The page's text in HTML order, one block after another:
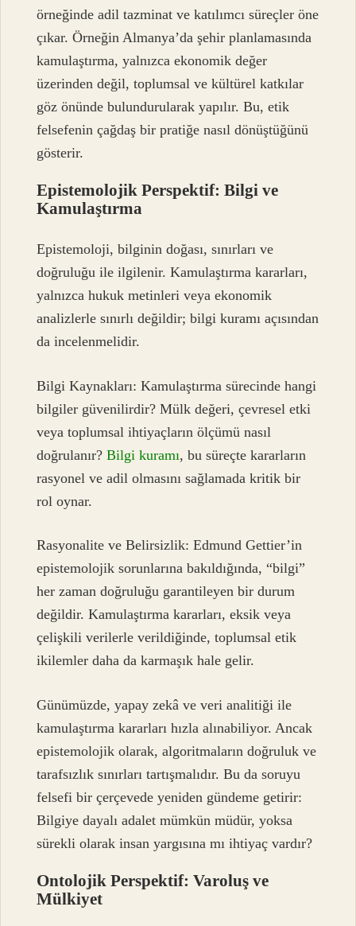
örneğinde adil tazminat ve katılımcı süreçler öne
çıkar. Örneğin Almanya’da şehir planlamasında
kamulaştırma, yalnızca ekonomik değer
üzerinden değil, toplumsal ve kültürel katkılar
göz önünde bulundurularak yapılır. Bu, etik
felsefenin çağdaş bir pratiğe nasıl dönüştüğünü
gösterir.
Epistemolojik Perspektif: Bilgi ve
Kamulaştırma
Epistemoloji, bilginin doğası, sınırları ve
doğruluğu ile ilgilenir. Kamulaştırma kararları,
yalnızca hukuk metinleri veya ekonomik
analizlerle sınırlı değildir; bilgi kuramı açısından
da incelenmelidir.
Bilgi Kaynakları: Kamulaştırma sürecinde hangi
bilgiler güvenilirdir? Mülk değeri, çevresel etki
veya toplumsal ihtiyaçların ölçümü nasıl
doğrulanır?Bilgi kuramı, bu süreçte kararların
rasyonel ve adil olmasını sağlamada kritik bir
rol oynar.
Rasyonalite ve Belirsizlik: Edmund Gettier’in
epistemolojik sorunlarına bakıldığında, “bilgi”
her zaman doğruluğu garantileyen bir durum
değildir. Kamulaştırma kararları, eksik veya
çelişkili verilerle verildiğinde, toplumsal etik
ikilemler daha da karmaşık hale gelir.
Günümüzde, yapay zekâ ve veri analitiği ile
kamulaştırma kararları hızla alınabiliyor. Ancak
epistemolojik olarak, algoritmaların doğruluk ve
tarafsızlık sınırları tartışmalıdır. Bu da soruyu
felsefi bir çerçevede yeniden gündeme getirir:
Bilgiye dayalı adalet mümkün müdür, yoksa
sürekli olarak insan yargısına mı ihtiyaç vardır?
Ontolojik Perspektif: Varoluş ve
Mülkiyet